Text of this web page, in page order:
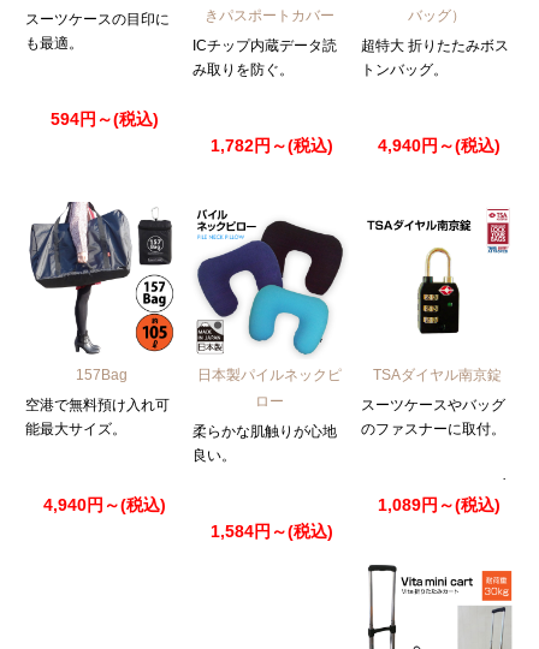
スーツケースの目印に
も最適。
594円～(税込)
きパスポートカバー
ICチップ内蔵データ読
み取りを防ぐ。
1,782円～(税込)
バッグ）
超特大 折りたたみボス
トンバッグ。
4,940円～(税込)
157Bag
空港で無料預け入れ可
能最大サイズ。
4,940円～(税込)
日本製パイルネックピ
ロー
柔らかな肌触りが心地
良い。
1,584円～(税込)
TSAダイヤル南京錠
スーツケースやバッグ
のファスナーに取付。
1,089円～(税込)